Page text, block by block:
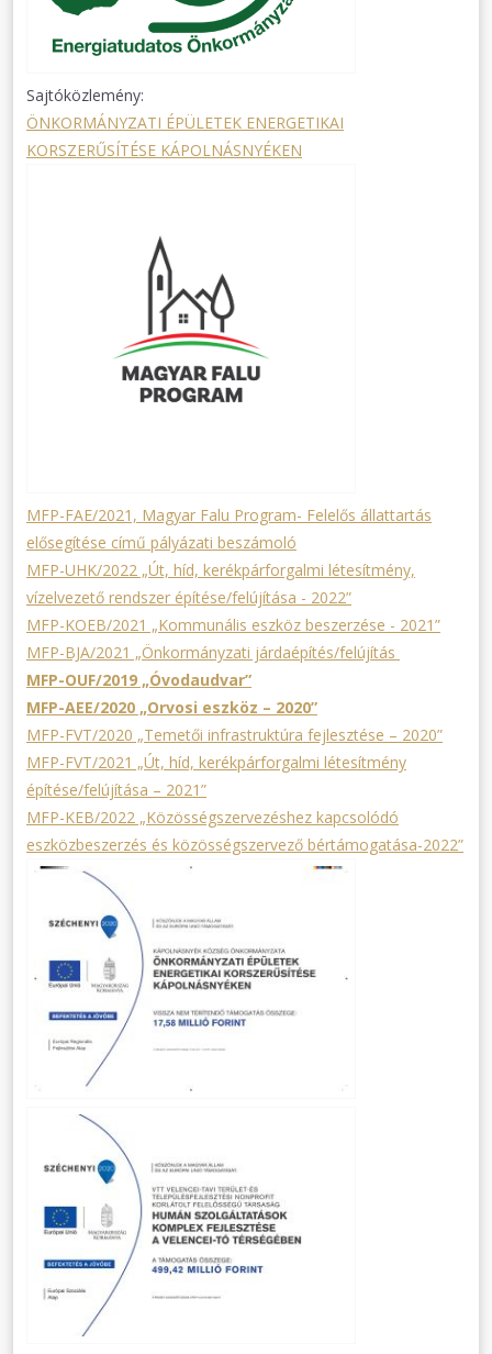
Sajtóközlemény:
ÖNKORMÁNYZATI ÉPÜLETEK ENERGETIKAI
KORSZERŰSÍTÉSE KÁPOLNÁSNYÉKEN
MFP-FAE/2021, Magyar Falu Program- Felelős állattartás
elősegítése című pályázati beszámoló
MFP-UHK/2022 „Út, híd, kerékpárforgalmi létesítmény,
vízelvezető rendszer építése/felújítása - 2022”
MFP-KOEB/2021 „Kommunális eszköz beszerzése - 2021”
MFP-BJA/2021 „Önkormányzati járdaépítés/felújítás
MFP-OUF/2019 „Óvodaudvar”
MFP-AEE/2020 „Orvosi eszköz – 2020”
MFP-FVT/2020 „Temetői infrastruktúra fejlesztése – 2020”
MFP-FVT/2021 „Út, híd, kerékpárforgalmi létesítmény
építése/felújítása – 2021”
MFP-KEB/2022 „Közösségszervezéshez kapcsolódó
eszközbeszerzés és közösségszervező bértámogatása-2022”